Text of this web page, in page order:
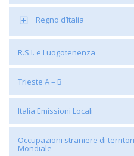
Regno d’Italia
R.S.I. e Luogotenenza
Trieste A – B
Italia Emissioni Locali
Occupazioni straniere di
Mondiale